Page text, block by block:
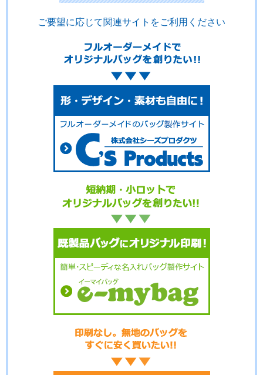
ご要望に応じて関連サイトをご利用ください